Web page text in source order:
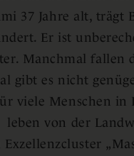
37 Jahre alt, trägt
Er ist
Manchmal fallen
gibt es nicht
viele Menschen in
leben von der